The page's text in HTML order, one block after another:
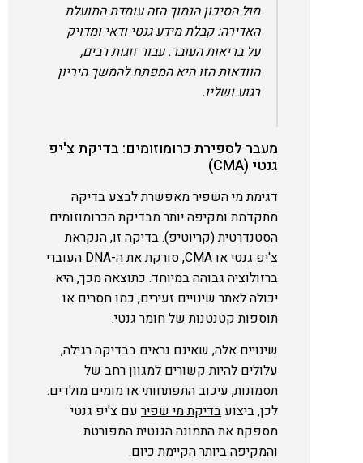
מול הסיכון הנמוך הזה עומדת התועלת
האדירה: קבלת מידע גנטי ודאי ומדויק
על בריאות העובר. עבור זוגות רבים,
הוודאות הזו היא המפתח להמשך היריון
רגוע ושליו.
מעבר לספירת כרומוזומים: בדיקת צ'יפ
גנטי (CMA)
דגימת מי השפיר מאפשרת לבצע בדיקה
מתקדמת ומקיפה יותר מבדיקת הכרומוזומים
הסטנדרטית (קריוטיפ). בדיקה זו, הנקראת
צ'יפ גנטי או CMA, סורקת את ה-DNA העוברי
ברזולוציה גבוהה במיוחד. כתוצאה מכך, היא
יכולה לאתר שינויים זעירים, כמו חסרים או
תוספות קטנטנות של חומר גנטי.
שינויים אלה, שאינם נראים בבדיקה רגילה,
עלולים להיות קשורים למגוון רחב של
תסמונות, עיכוב התפתחותי או מומים מולדים.
לכן, ביצוע בדיקת מי שפיר עם צ'יפ גנטי
מספקת את התמונה הגנטית המפורטת
והמקיפה ביותר הקיימת כיום.